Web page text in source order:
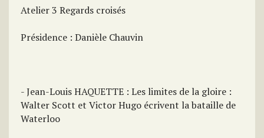
Atelier 3 Regards croisés
Présidence : Danièle Chauvin
- Jean-Louis HAQUETTE : Les limites de la gloire :
Walter Scott et Victor Hugo écrivent la bataille de
Waterloo